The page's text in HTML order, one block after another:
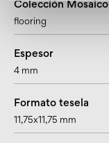
Colección Mosaico
flooring
Espesor
4 mm
Formato tesela
11,75x11,75 mm